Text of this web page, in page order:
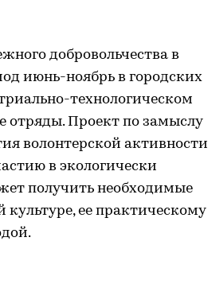
добровольчества в
июнь-ноябрь в городских
технологическом
отряды. Проект по замыслу
волонтерской активности
в экологически
получить необходимые
ее практическому